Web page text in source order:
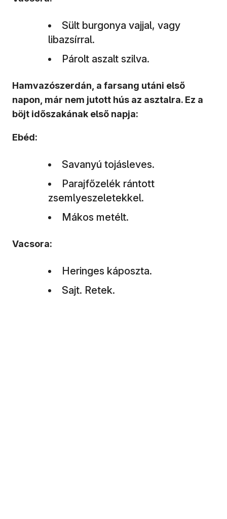
Sült burgonya vajjal, vagy
libazsírral.
Párolt aszalt szilva.
Hamvazószerdán, a farsang utáni első
napon, már nem jutott hús az asztalra. Ez a
böjt időszakának első napja:
Ebéd:
Savanyú tojásleves.
Parajfőzelék rántott
zsemlyeszeletekkel.
Mákos metélt.
Vacsora:
Heringes káposzta.
Sajt. Retek.